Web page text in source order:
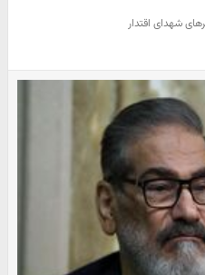
شهدای اقتدار